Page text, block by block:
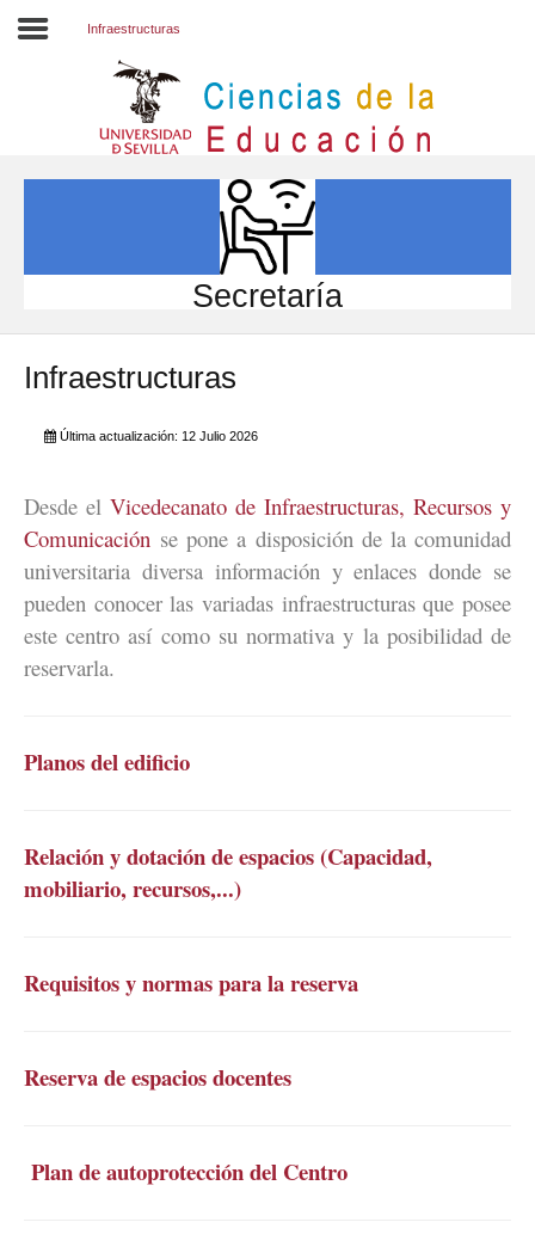
INVESTIGACIÓN
INTERNACIONAL
Directorio FCCE
Infraestructuras
Secretaría
Infraestructuras
Última actualización: 12 Julio 2026
Desde el Vicedecanato de Infraestructuras, Recursos y
Comunicación se pone a disposición de la comunidad
universitaria diversa información y enlaces donde se
pueden conocer las variadas infraestructuras que posee
este centro así como su normativa y la posibilidad de
reservarla.
Planos del edificio
Relación y dotación de espacios (Capacidad,
mobiliario, recursos,...)
Requisitos y normas para la reserva
Reserva de espacios docentes
Plan de autoprotección del Centro